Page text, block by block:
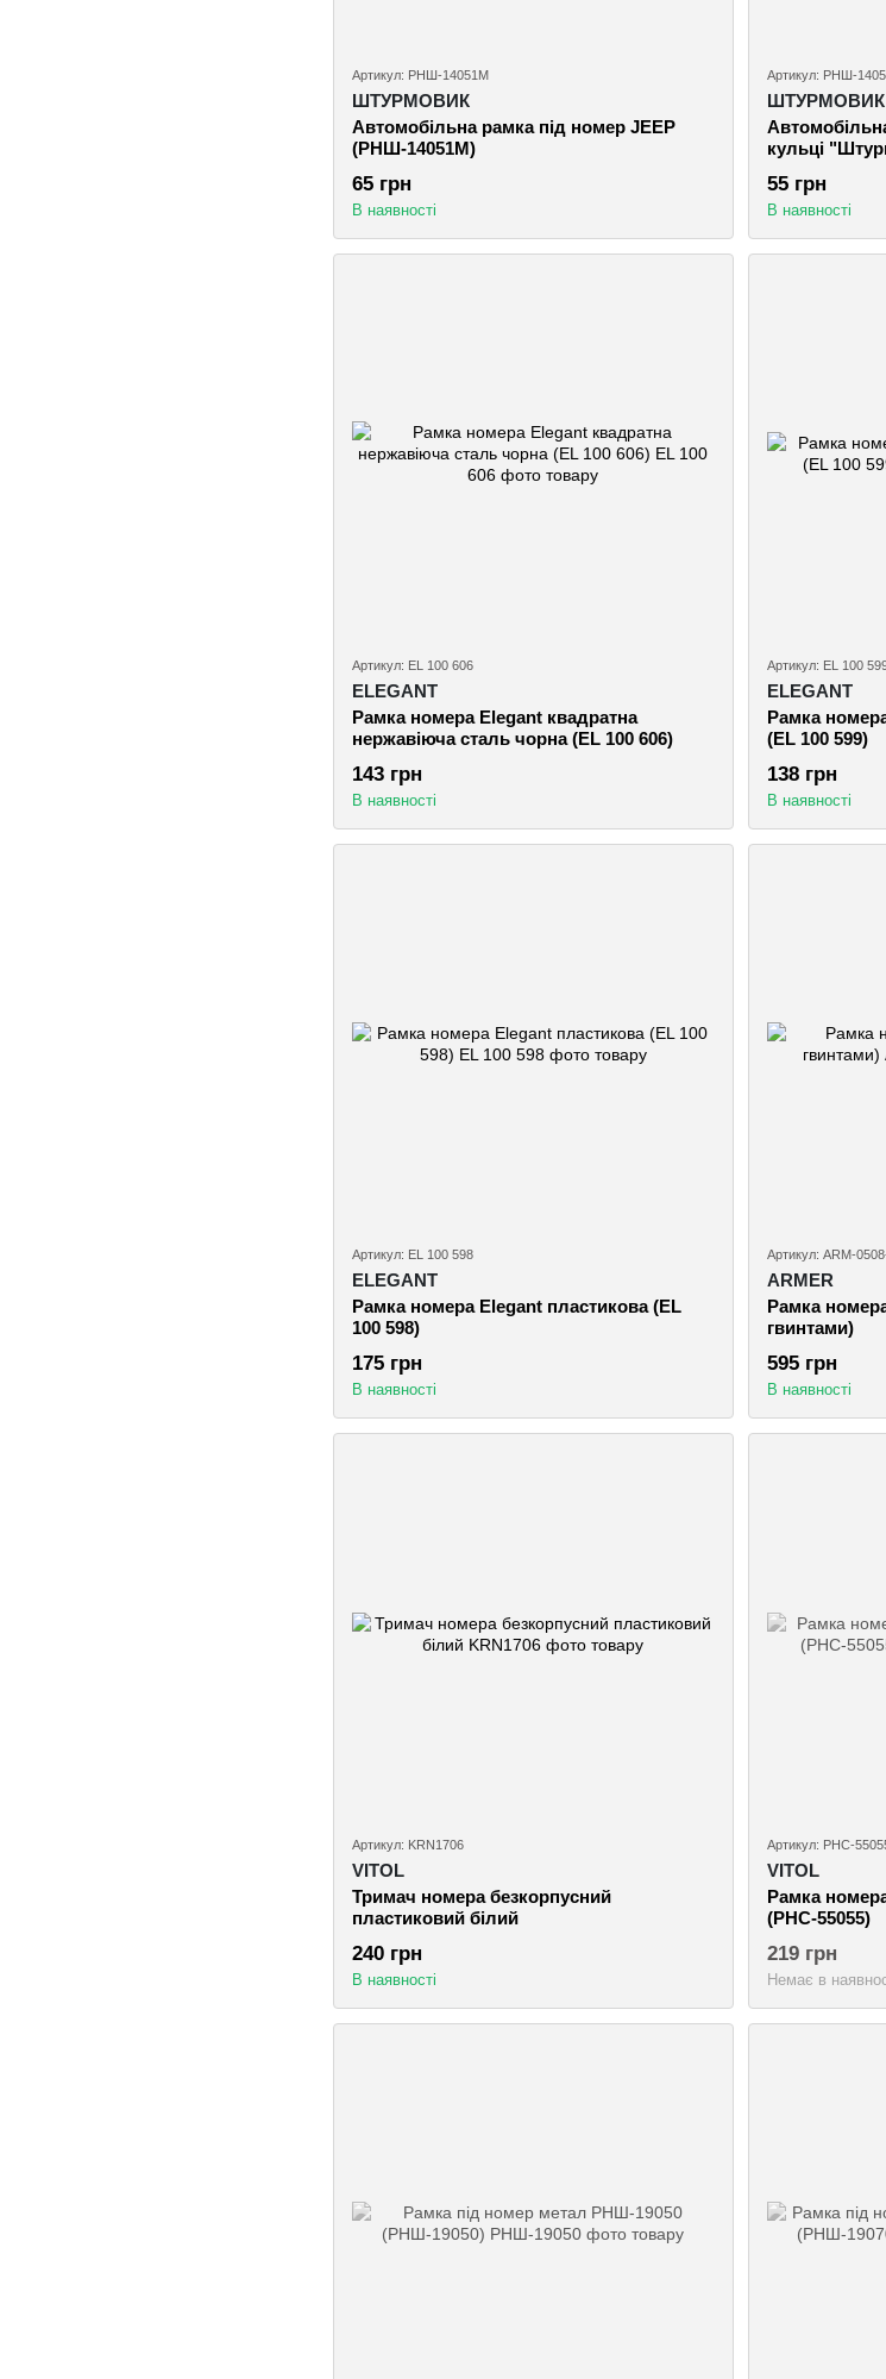
Артикул: РНШ-14051М
ШТУРМОВИК
Автомобiльна рамка пiд номер JEEP
(РНШ-14051М)
65 грн
В наявності
Артикул: РНШ-
ШТУРМОВИК
кульці
55 грн
В наявності
Артикул: EL 100 606
ELEGANT
Рамка номера Elegant квадратна
нержавіюча сталь чорна (EL 100 606)
143 грн
В наявності
Артикул: EL 100
ELEGANT
Рамка
(EL 100 599)
138 грн
В наявності
Артикул: EL 100 598
ELEGANT
Рамка номера Elegant пластикова (EL
100 598)
175 грн
В наявності
Артикул: ARM-
ARMER
Рамка
гвинтами)
595 грн
В наявності
Артикул: KRN1706
VITOL
Тримач номера безкорпусний
пластиковий білий
240 грн
В наявності
Артикул: РНС-
VITOL
Рамка
(РНС-55055)
219 грн
Немає в